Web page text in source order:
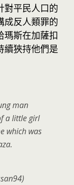
對平民人口的
成反人類罪的
瑪斯在加薩扣
續狹持他們是
man
a little girl
which was